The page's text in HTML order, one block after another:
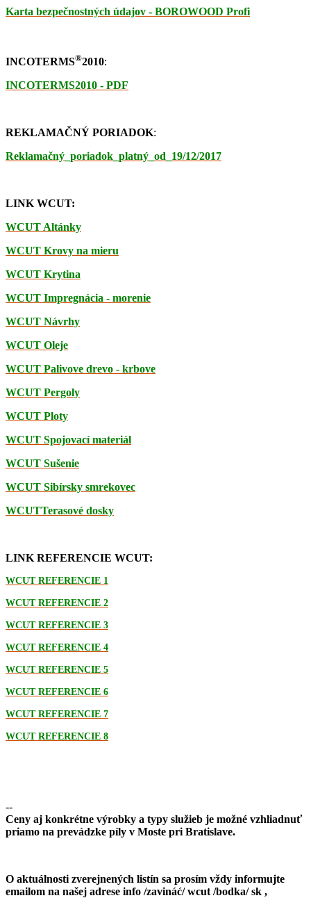
Karta bezpečnostných údajov - BOROWOOD Profi
INCOTERMS®2010:
INCOTERMS2010 - PDF
REKLAMAČNÝ PORIADOK:
Reklamačný_poriadok_platný_od_19/12/2017
LINK WCUT:
WCUT Altánky
WCUT Krovy na mieru
WCUT Krytina
WCUT Impregnácia - morenie
WCUT Návrhy
WCUT Oleje
WCUT Palivove drevo - krbove
WCUT Pergoly
WCUT Ploty
WCUT Spojovací materiál
WCUT Sušenie
WCUT Sibírsky smrekovec
WCUTTerasové dosky
LINK REFERENCIE WCUT:
WCUT REFERENCIE 1
WCUT REFERENCIE 2
WCUT REFERENCIE 3
WCUT REFERENCIE 4
WCUT REFERENCIE 5
WCUT REFERENCIE 6
WCUT REFERENCIE 7
WCUT REFERENCIE 8
--
Ceny aj konkrétne výrobky a typy služieb je možné vzhliadnuť
priamo na prevádzke píly v Moste pri Bratislave.
O aktuálnosti zverejnených listín sa prosím vždy informujte
emailom na našej adrese info /zavináć/ wcut /bodka/ sk ,